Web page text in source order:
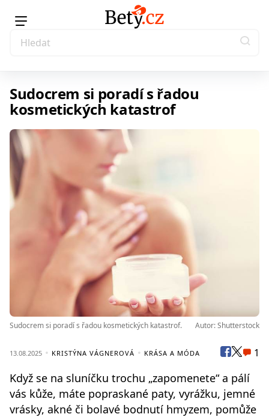
Sudocrem si poradí s řadou
kosmetických katastrof
Sudocrem si poradí s řadou kosmetických katastrof. Autor: Shutterstock
13.08.2025 KRISTÝNA VÁGNEROVÁ KRÁSA A MÓDA 1
Když se na sluníčku trochu „zapomenete“ a pálí
vás kůže, máte popraskané paty, vyrážku, jemné
vrásky, akné či bolavé bodnutí hmyzem, pomůže